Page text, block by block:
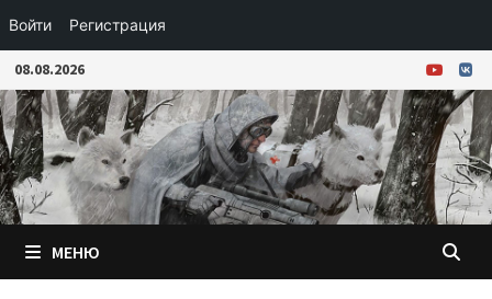
Войти Регистрация
Перейти
к
содержимому
08.08.2026
МЕНЮ